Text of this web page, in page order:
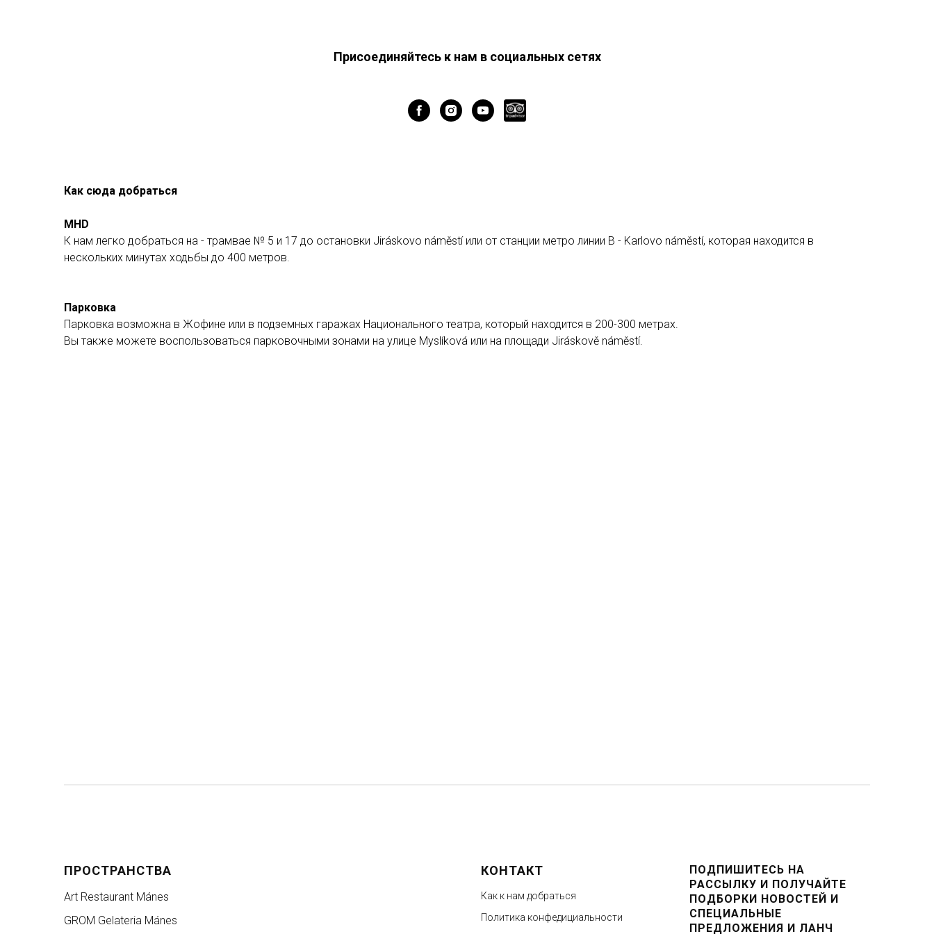
Присоединяйтесь к нам в социальных сетях
Как сюда добраться
MHD
К нам легко добраться на - трамвае № 5 и 17 до остановки Jiráskovo náměstí или от станции метро линии B - Karlovo náměstí, которая находится в
нескольких минутах ходьбы до 400 метров.
Парковка
Парковка возможна в Жофине или в подземных гаражах Национального театра, который находится в 200-300 метрах.
Вы также можете воспользоваться парковочными зонами на улице Myslíková или на площади Jiráskově náměstí.
ПРОСТРАНСТВА
Art Restaurant Mánes
GROM Gelateria Mánes
КОНТАКТ
Как к нам добраться
Политика конфедициальности
ПОДПИШИТЕСЬ НА
РАССЫЛКУ И ПОЛУЧАЙТЕ
ПОДБОРКИ НОВОСТЕЙ И
СПЕЦИАЛЬНЫЕ
ПРЕДЛОЖЕНИЯ И ЛАНЧ